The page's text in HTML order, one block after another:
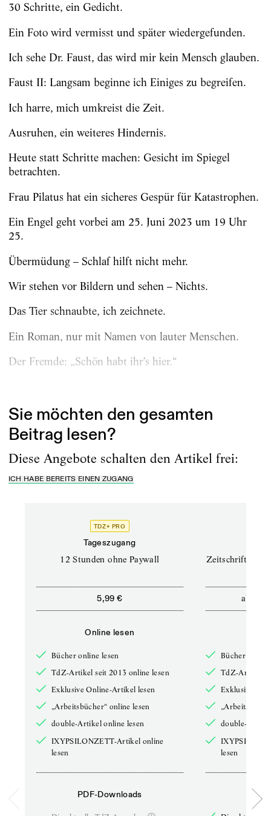
30 Schritte, ein Gedicht.
Ein Foto wird vermisst und später wiedergefunden.
Ich sehe Dr. Faust, das wird mir kein Mensch glauben.
Faust II: Langsam beginne ich Einiges zu begreifen.
Ich harre, mich umkreist die Zeit.
Ausruhen, ein weiteres Hindernis.
Heute statt Schritte machen: Gesicht im Spiegel
betrachten.
Frau Pilatus hat ein sicheres Gespür für Katastrophen.
Ein Engel geht vorbei am 25. Juni 2023 um 19 Uhr
25.
Übermüdung – Schlaf hilft nicht mehr.
Wir stehen vor Bildern und sehen – Nichts.
Das Tier schnaubte, ich zeichnete.
Ein Roman, nur mit Namen von lauter Menschen.
Der Fremde: „Schön habt ihr’s hier.“
Sie möchten den gesamten
Beitrag lesen?
Diese Angebote schalten den Artikel frei:
ICH HABE BEREITS EINEN ZUGANG
TDZ+ PRO
Tageszugang
12 Stunden ohne Paywall
5,99 €
Online lesen
Bücher online lesen
TdZ-Artikel seit 2013 online lesen
Exklusive Online-Artikel lesen
„Arbeitsbücher“ online lesen
double-Artikel online lesen
IXYPSILONZETT-Artikel online
lesen
PDF-Downloads
Zeitschriften
ab
Bücher online
TdZ-Artikel
Exklusive
double-
lesen